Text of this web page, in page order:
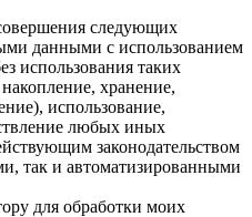
следующих
данными с использованием
использования таких
хранение,
использование,
любых иных
законодательством
так и автоматизированными
для обработки моих